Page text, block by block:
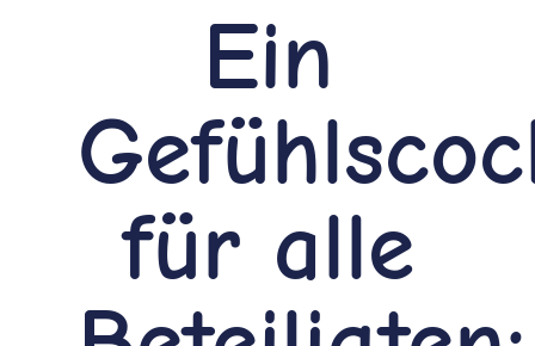
Ein
für alle